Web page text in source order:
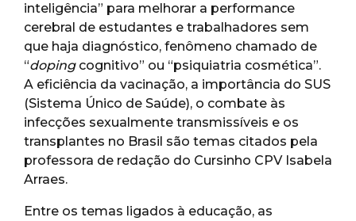
inteligência” para melhorar a performance
cerebral de estudantes e trabalhadores sem
que haja diagnóstico, fenômeno chamado de
“dopingcognitivo” ou “psiquiatria cosmética”.
A eficiência da vacinação, a importância do SUS
(Sistema Único de Saúde), o combate às
infecções sexualmente transmissíveis e os
transplantes no Brasil são temas citados pela
professora de redação do Cursinho CPV Isabela
Arraes.
Entre os temas ligados à educação, as